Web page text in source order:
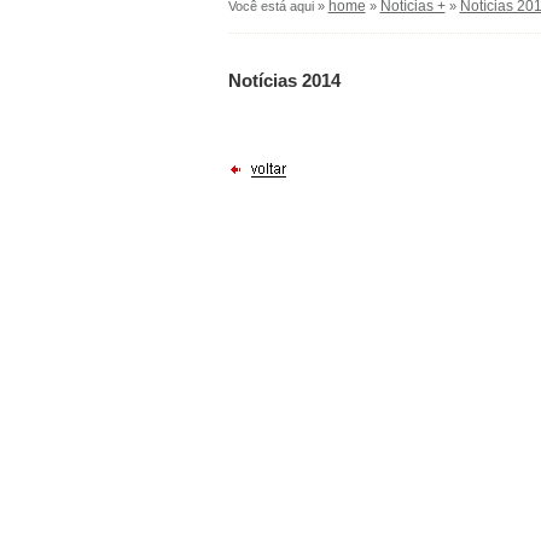
Você está aqui » home » Notícias +» Notícias
Notícias 2014